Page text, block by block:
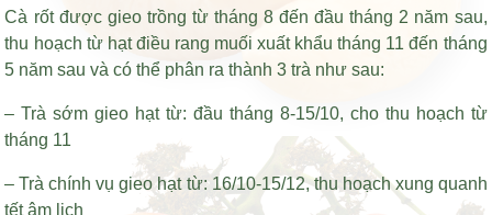
Cà rốt được gieo trồng từ tháng 8 đến đầu tháng 2 năm sau,
thu hoạch từ hạt điều rang muối xuất khẩu tháng 11 đến tháng
5 năm sau và có thể phân ra thành 3 trà như sau:
– Trà sớm gieo hạt từ: đầu tháng 8-15/10, cho thu hoạch từ
tháng 11
– Trà chính vụ gieo hạt từ: 16/10-15/12, thu hoạch xung quanh
tết âm lịch